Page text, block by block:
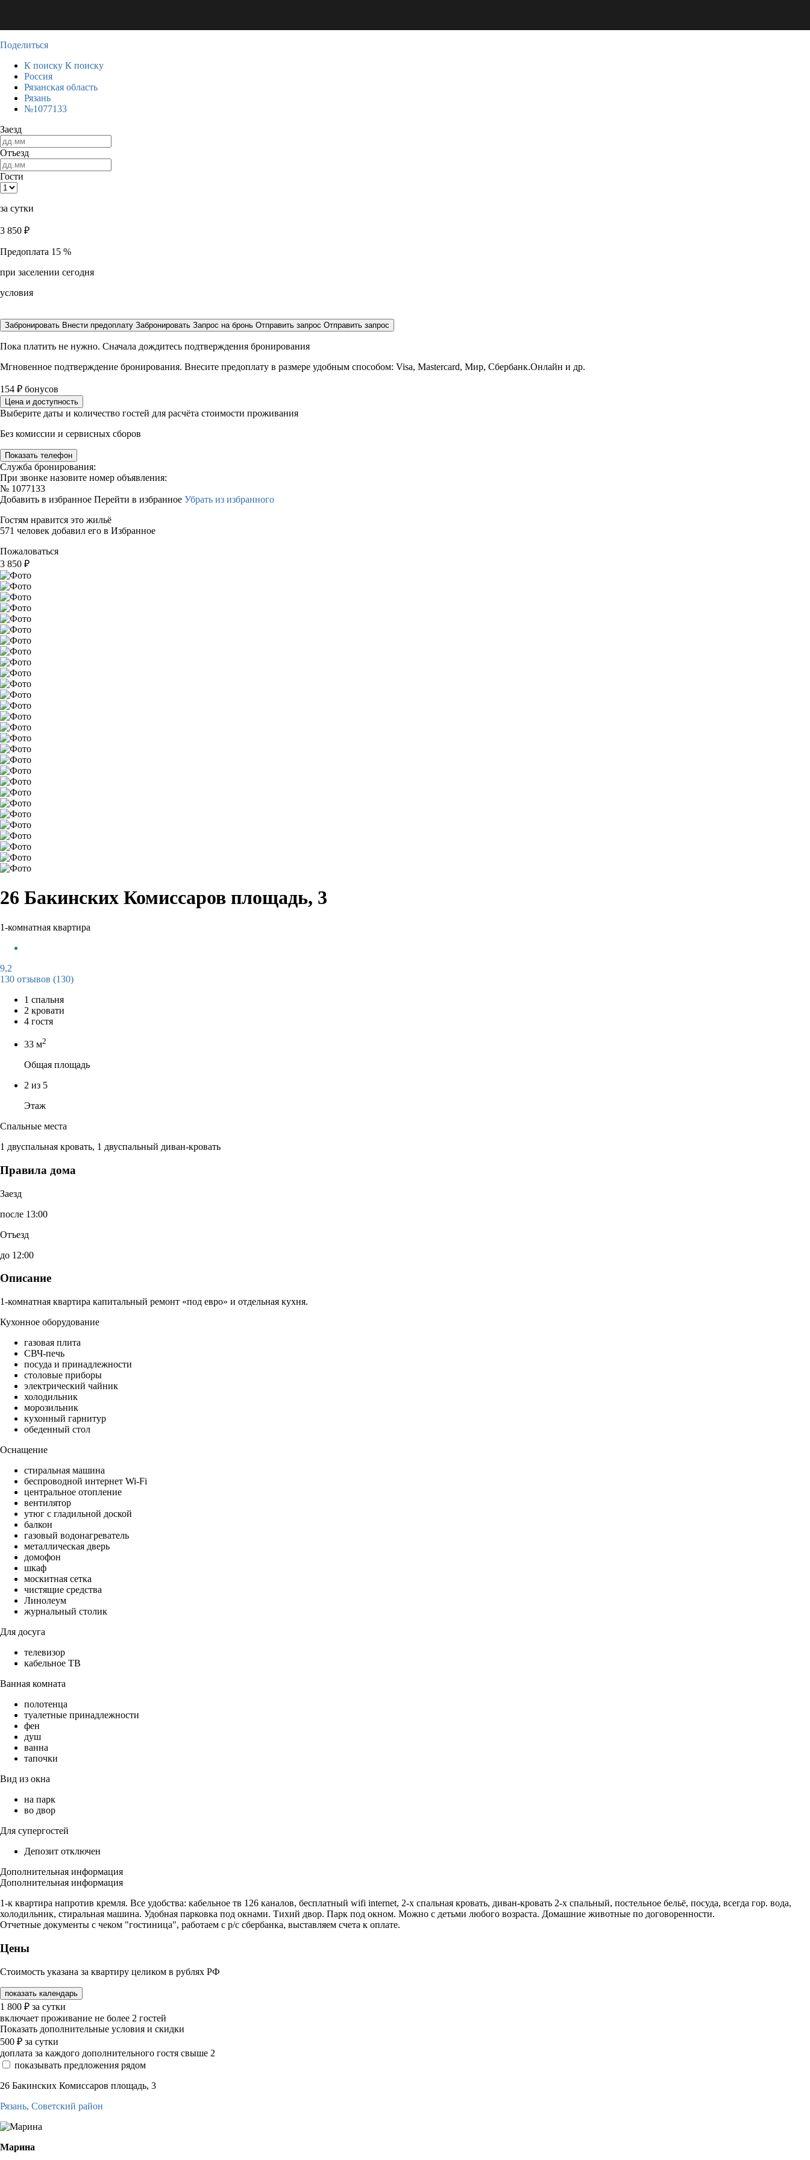
Поделиться
К поиску К поиску
Россия
Рязанская область
Рязань
№1077133
Заезд
Отъезд
Гости
за сутки
3 850 ₽
Предоплата 15 %
при заселении сегодня
условия
Забронировать Внести предоплату Забронировать Запрос на бронь Отправить запрос Отправить запрос
Пока платить не нужно. Сначала дождитесь подтверждения бронирования
Мгновенное подтверждение бронирования. Внесите предоплату в размере удобным способом: Visa, Mastercard, Мир, Сбербанк.Онлайн и др.
154 ₽ бонусов
Цена и доступность
Выберите даты и количество гостей для расчёта стоимости проживания
Без комиссии и сервисных сборов
Показать телефон
Служба бронирования:
При звонке назовите номер объявления:
№ 1077133
Добавить в избранное Перейти в избранное Убрать из избранного
Гостям нравится это жильё
571 человек добавил его в Избранное
Пожаловаться
3 850 ₽
26 Бакинских Комиссаров площадь, 3
1-комнатная квартира
9,2
130 отзывов (130)
1 спальня
2 кровати
4 гостя
33 м2
Общая площадь
2 из 5
Этаж
Спальные места
1 двуспальная кровать, 1 двуспальный диван-кровать
Правила дома
Заезд
после 13:00
Отъезд
до 12:00
Описание
1-комнатная квартира капитальный ремонт «под евро» и отдельная кухня.
Кухонное оборудование
газовая плита
СВЧ-печь
посуда и принадлежности
столовые приборы
электрический чайник
холодильник
морозильник
кухонный гарнитур
обеденный стол
Оснащение
стиральная машина
беспроводной интернет Wi-Fi
центральное отопление
вентилятор
утюг с гладильной доской
балкон
газовый водонагреватель
металлическая дверь
домофон
шкаф
москитная сетка
чистящие средства
Линолеум
журнальный столик
Для досуга
телевизор
кабельное ТВ
Ванная комната
полотенца
туалетные принадлежности
фен
душ
ванна
тапочки
Вид из окна
на парк
во двор
Для супергостей
Депозит отключен
Дополнительная информация
Дополнительная информация
1-к квартира напротив кремля. Все удобства: кабельное тв 126 каналов, бесплатный wifi internet, 2-х спальная кровать, диван-кровать 2-х спальный, постельное бельё, посуда, всегда гор. вода,
холодильник, стиральная машина. Удобная парковка под окнами. Тихий двор. Парк под окном. Можно с детьми любого возраста. Домашние животные по договоренности.
Отчетные документы с чеком "гостиница", работаем с р/с сбербанка, выставляем счета к оплате.
Цены
Стоимость указана за квартиру целиком в рублях РФ
показать календарь
1 800 ₽ за сутки
включает проживание не более 2 гостей
Показать дополнительные условия и скидки
500 ₽ за сутки
доплата за каждого дополнительного гостя свыше 2
показывать предложения рядом
26 Бакинских Комиссаров площадь, 3
Рязань, Советский район
Марина